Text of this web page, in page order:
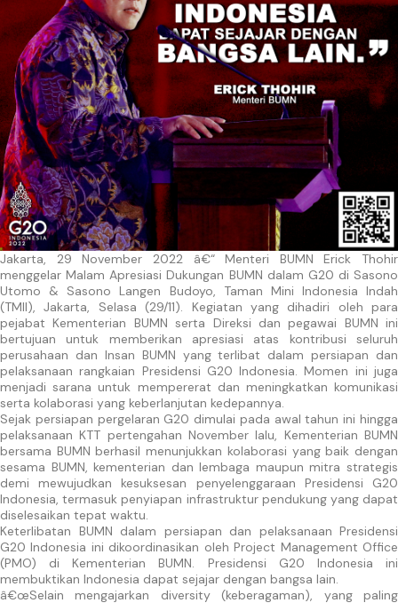
Jakarta, 29 November 2022 â€“ Menteri BUMN Erick Thohir
menggelar Malam Apresiasi Dukungan BUMN dalam G20 di Sasono
Utomo & Sasono Langen Budoyo, Taman Mini Indonesia Indah
(TMII), Jakarta, Selasa (29/11). Kegiatan yang dihadiri oleh para
pejabat Kementerian BUMN serta Direksi dan pegawai BUMN ini
bertujuan untuk memberikan apresiasi atas kontribusi seluruh
perusahaan dan Insan BUMN yang terlibat dalam persiapan dan
pelaksanaan rangkaian Presidensi G20 Indonesia. Momen ini juga
menjadi sarana untuk mempererat dan meningkatkan komunikasi
serta kolaborasi yang keberlanjutan kedepannya.
Sejak persiapan pergelaran G20 dimulai pada awal tahun ini hingga
pelaksanaan KTT pertengahan November lalu, Kementerian BUMN
bersama BUMN berhasil menunjukkan kolaborasi yang baik dengan
sesama BUMN, kementerian dan lembaga maupun mitra strategis
demi mewujudkan kesuksesan penyelenggaraan Presidensi G20
Indonesia, termasuk penyiapan infrastruktur pendukung yang dapat
diselesaikan tepat waktu.
Keterlibatan BUMN dalam persiapan dan pelaksanaan Presidensi
G20 Indonesia ini dikoordinasikan oleh Project Management Office
(PMO) di Kementerian BUMN. Presidensi G20 Indonesia ini
membuktikan Indonesia dapat sejajar dengan bangsa lain.
â€œSelain mengajarkan diversity (keberagaman), yang paling